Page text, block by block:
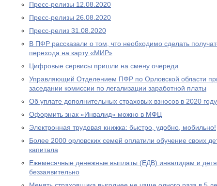
Пресс-релизы 12.08.2020
Пресс-релизы 26.08.2020
Пресс-релиз 31.08.2020
В ПФР рассказали о том, что необходимо сделать
перехода на карту «МИР»
Цифровые сервисы пришли на смену очереди
Управляющий Отделением ПФР по Орловской области
заседании комиссии по легализации заработной платы
Об уплате дополнительных страховых взносов в 2020 году
Оформить знак «Инвалид» можно в МФЦ
Электронная трудовая книжка: быстро, удобно, мобильно!
Более 2000 орловских семей оплатили обучение своих
капитала
Ежемесячные денежные выплаты (ЕДВ) инвалидам и
беззаявительно